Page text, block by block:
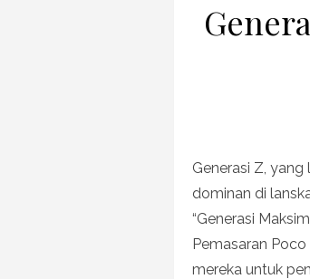
Generasi Z,
dominan di
“Generasi
Pemasaran
mereka untuk